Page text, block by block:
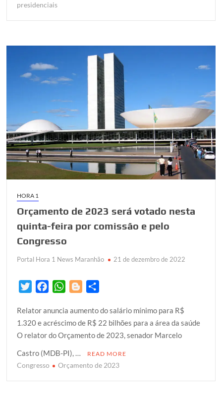
presidenciais
HORA 1
Orçamento de 2023 será votado nesta
quinta-feira por comissão e pelo
Congresso
Portal Hora 1 News Maranhão 21 de dezembro de 2022
i
t
t
e
r
c
e
b
o
o
W
a
t
s
A
p
o
g
g
r
a
r
e
Relator anuncia aumento do salário mínimo para R$
1.320 e acréscimo de R$ 22 bilhões para a área da saúde
O relator do Orçamento de 2023, senador Marcelo
Castro (MDB-PI), …
READ MORE
Congresso Orçamento de 2023